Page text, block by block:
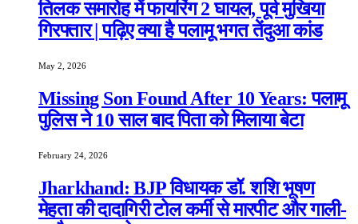
तिलक समारोह में फायरिंग 2 घायल, पूर्व मुखिया
गिरफ्तार | पढ़िए क्या है पलामू भगत तेंदुआ कांड
May 2, 2026
Missing Son Found After 10 Years: पलामू
पुलिस ने 10 साल बाद पिता को मिलाया बेटा
February 24, 2026
Jharkhand: BJP विधायक डॉ. शशि भूषण
मेहता की दादागिरी टोल कर्मी से मारपीट और गाली-